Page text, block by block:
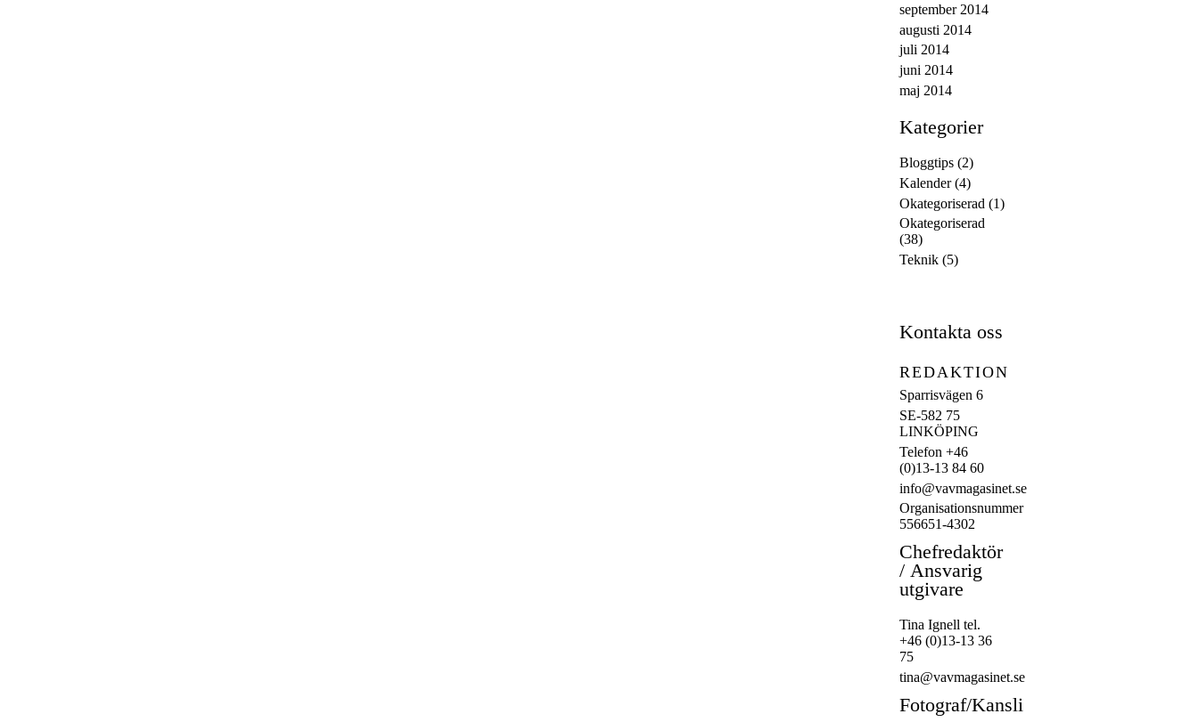
september 2014
augusti 2014
juli 2014
juni 2014
maj 2014
Kategorier
Bloggtips (2)
Kalender(4)
Okategoriserad (1)
Okategoriserad
(38)
Teknik (5)
Kontakta oss
REDAKTION
Sparrisvägen 6
SE-582 75
LINKÖPING
Telefon +46
(0)13-13 84 60
info@vavmagasinet.se
Organisationsnummer
556651-4302
Chefredaktör
/ Ansvarig
utgivare
Tina Ignell tel.
+46 (0)13-13 36
75
tina@vavmagasinet.se
Fotograf/Kansli